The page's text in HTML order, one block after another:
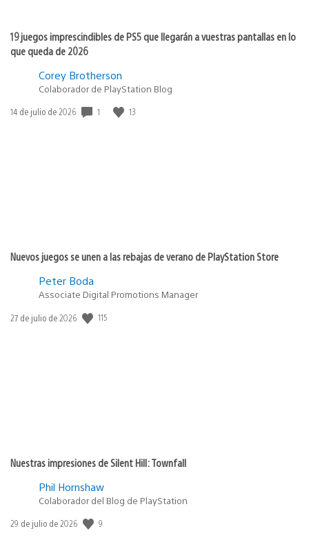
19 juegos imprescindibles de PS5 que llegarán a vuestras pantallas en lo
que queda de 2026
Corey Brotherson
Colaborador de PlayStation Blog
Fecha
14 de julio de 2026 1 13
Nuevos juegos se unen a las rebajas de verano de PlayStation Store
Peter Boda
Associate Digital Promotions Manager
Fecha
27 de julio de 2026 115
Nuestras impresiones de Silent Hill: Townfall
Phil Hornshaw
Colaborador del Blog de PlayStation
Fecha
29 de julio de 2026 9